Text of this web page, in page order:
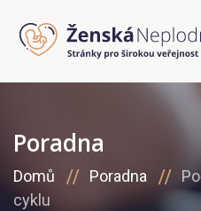
Poradna
Domů Poradna
cyklu